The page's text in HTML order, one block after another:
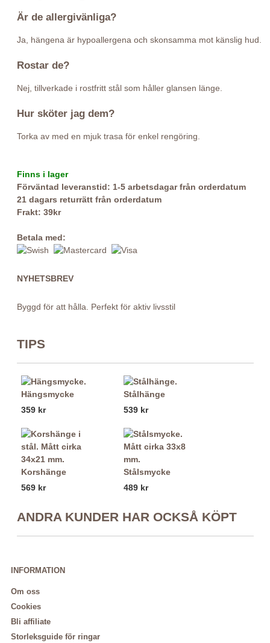
Är de allergivänliga?
Ja, hängena är hypoallergena och skonsamma mot känslig hud.
Rostar de?
Nej, tillverkade i rostfritt stål som håller glansen länge.
Hur sköter jag dem?
Torka av med en mjuk trasa för enkel rengöring.
Finns i lager
Förväntad leveranstid: 1-5 arbetsdagar från orderdatum
21 dagars returrätt från orderdatum
Frakt: 39kr
Betala med:
NYHETSBREV
Byggd för att hålla. Perfekt för aktiv livsstil
TIPS
Hängsmycke
359 kr
Stålhänge
539 kr
Korshänge
569 kr
Stålsmycke
489 kr
ANDRA KUNDER HAR OCKSÅ KÖPT
INFORMATION
Om oss
Cookies
Bli affiliate
Storleksguide för ringar